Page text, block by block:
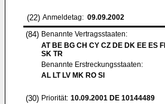
(22) Anmeldetag: 09.09.2002
(84) Benannte Vertragsstaaten:
AT BE BG CH CY CZ DE DK EE ES
SK TR
Benannte Erstreckungsstaaten:
AL LT LV MK RO SI
(30) Priorität: 10.09.2001 DE 10144489